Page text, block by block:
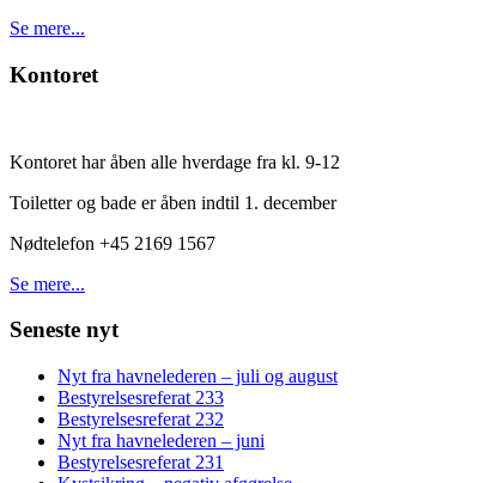
Se mere...
Kontoret
Kontoret har åben alle hverdage fra kl. 9-12
Toiletter og bade er åben indtil 1. december
Nødtelefon +45 2169 1567
Se mere...
Seneste nyt
Nyt fra havnelederen – juli og august
Bestyrelsesreferat 233
Bestyrelsesreferat 232
Nyt fra havnelederen – juni
Bestyrelsesreferat 231